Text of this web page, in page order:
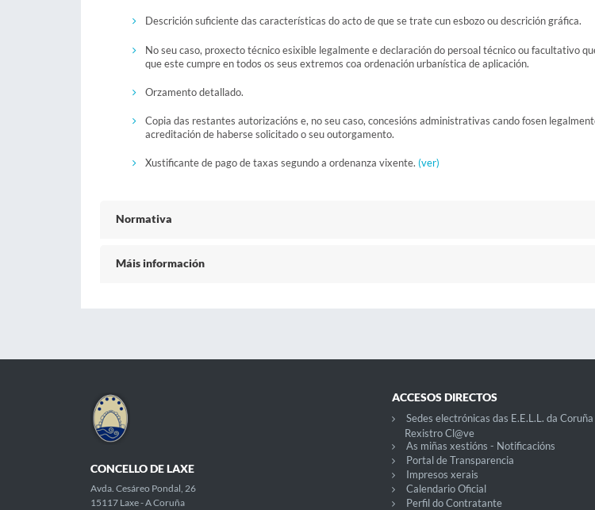
Descrición suficiente das características do acto de que se trate cun esbozo ou descrición gráfica.
No seu caso, proxecto técnico esixible legalmente e declaración do persoal técnico ou facultativo
que este cumpre en todos os seus extremos coa ordenación urbanística de aplicación.
Orzamento detallado.
Copia das restantes autorizacións e, no seu caso, concesións administrativas cando fosen
acreditación de haberse solicitado o seu outorgamento.
Xustificante de pago de taxas segundo a ordenanza vixente. (ver)
Normativa
Máis información
CONCELLO DE LAXE
Avda. Cesáreo Pondal, 26
15117 Laxe - A Coruña
ACCESOS DIRECTOS
Sedes electrónicas das E.E.L.L. da
Rexistro Cl@ve
As miñas xestións - Notificacións
Portal de Transparencia
Impresos xerais
Calendario Oficial
Perfil do Contratante